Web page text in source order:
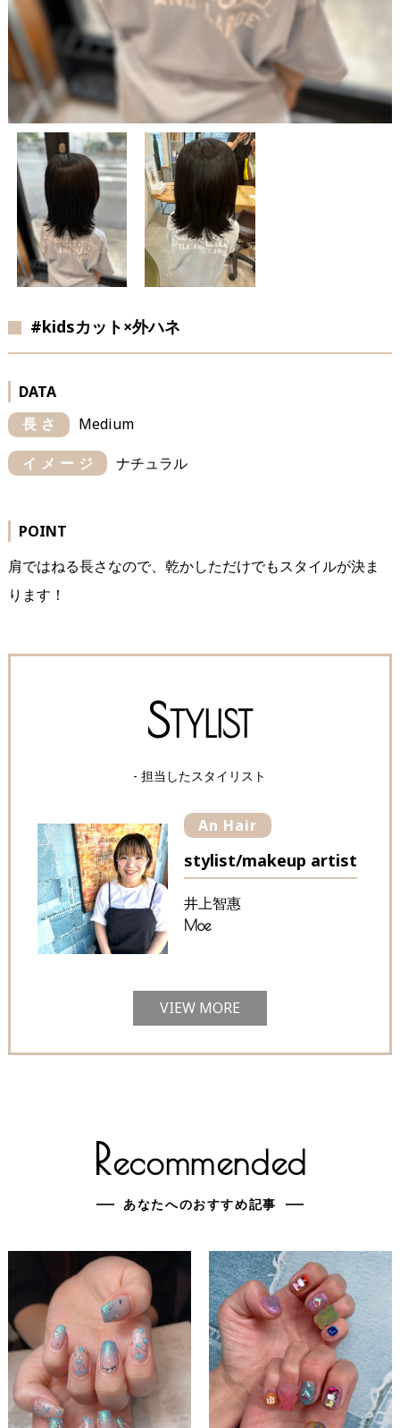
#kidsカット×外ハネ
DATA
長さ
Medium
イメージ
ナチュラル
POINT
肩ではねる長さなので、乾かしただけでもスタイルが決ま
ります！
STYLIST
- 担当したスタイリスト
An Hair
stylist/makeup artist
井上智惠
Moe
VIEW MORE
Recommended
あなたへのおすすめ記事